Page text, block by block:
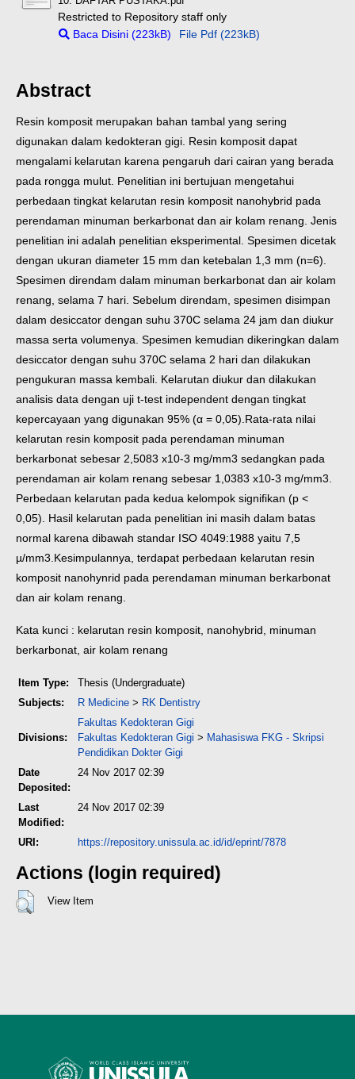
Restricted to Repository staff only
Baca Disini (223kB)
File Pdf (223kB)
Abstract
Resin komposit merupakan bahan tambal yang sering
digunakan dalam kedokteran gigi. Resin komposit dapat
mengalami kelarutan karena pengaruh dari cairan yang berada
pada rongga mulut. Penelitian ini bertujuan mengetahui
perbedaan tingkat kelarutan resin komposit nanohybrid pada
perendaman minuman berkarbonat dan air kolam renang. Jenis
penelitian ini adalah penelitian eksperimental. Spesimen dicetak
dengan ukuran diameter 15 mm dan ketebalan 1,3 mm (n=6).
Spesimen direndam dalam minuman berkarbonat dan air kolam
renang, selama 7 hari. Sebelum direndam, spesimen disimpan
dalam desiccator dengan suhu 370C selama 24 jam dan diukur
massa serta volumenya. Spesimen kemudian dikeringkan dalam
desiccator dengan suhu 370C selama 2 hari dan dilakukan
pengukuran massa kembali. Kelarutan diukur dan dilakukan
analisis data dengan uji t-test independent dengan tingkat
kepercayaan yang digunakan 95% (α = 0,05). Rata-rata nilai
kelarutan resin komposit pada perendaman minuman
berkarbonat sebesar 2,5083 x10-3 mg/mm3 sedangkan pada
perendaman air kolam renang sebesar 1,0383 x10-3 mg/mm3.
Perbedaan kelarutan pada kedua kelompok signifikan (p <
0,05). Hasil kelarutan pada penelitian ini masih dalam batas
normal karena dibawah standar ISO 4049:1988 yaitu 7,5
µ/mm3. Kesimpulannya, terdapat perbedaan kelarutan resin
komposit nanohynrid pada perendaman minuman berkarbonat
dan air kolam renang.
Kata kunci : kelarutan resin komposit, nanohybrid, minuman
berkarbonat, air kolam renang
Item Type:
Thesis (Undergraduate)
Subjects:
R Medicine > RK Dentistry
Divisions:
Fakultas Kedokteran Gigi
Fakultas Kedokteran Gigi > Mahasiswa FKG - Skripsi
Pendidikan Dokter Gigi
Date
Deposited:
24 Nov 2017 02:39
Last
Modified:
24 Nov 2017 02:39
URI: https://repository.unissula.ac.id/id/eprint/7878
Actions (login required)
View Item